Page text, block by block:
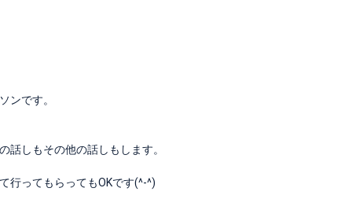
ンです。
話しもその他の話しもします。
行ってもらってもOKです(^-^)